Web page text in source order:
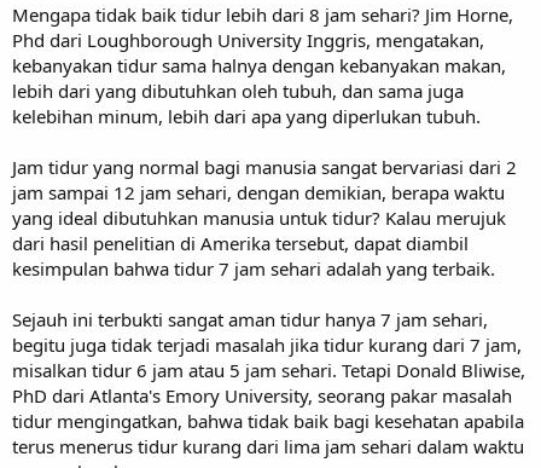
Mengapa tidak baik tidur lebih dari 8 jam sehari? Jim Horne,
Phd dari Loughborough University Inggris, mengatakan,
kebanyakan tidur sama halnya dengan kebanyakan makan,
lebih dari yang dibutuhkan oleh tubuh, dan sama juga
kelebihan minum, lebih dari apa yang diperlukan tubuh.
Jam tidur yang normal bagi manusia sangat bervariasi dari 2
jam sampai 12 jam sehari, dengan demikian, berapa waktu
yang ideal dibutuhkan manusia untuk tidur? Kalau merujuk
dari hasil penelitian di Amerika tersebut, dapat diambil
kesimpulan bahwa tidur 7 jam sehari adalah yang terbaik.
Sejauh ini terbukti sangat aman tidur hanya 7 jam sehari,
begitu juga tidak terjadi masalah jika tidur kurang dari 7 jam,
misalkan tidur 6 jam atau 5 jam sehari. Tetapi Donald Bliwise,
PhD dari Atlanta's Emory University, seorang pakar masalah
tidur mengingatkan, bahwa tidak baik bagi kesehatan apabila
terus menerus tidur kurang dari lima jam sehari dalam waktu